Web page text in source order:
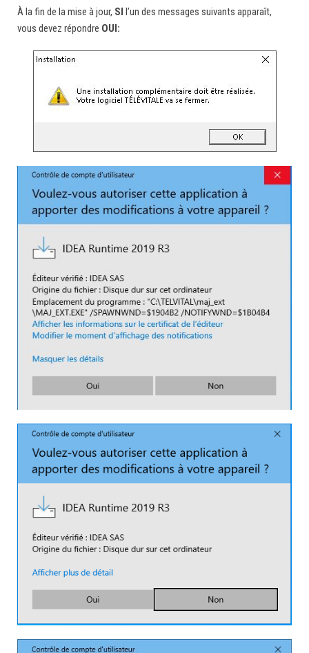
À la fin de la mise à jour, SI l’un des messages suivants apparaît,
vous devez répondre OUI: